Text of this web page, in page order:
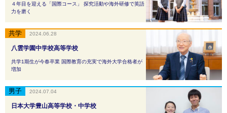
４年目を迎える「国際コース」 探究活動や海外研修で英語
力を磨く
八雲学園中学校高等学校
共学1期生が今春卒業 国際教育の充実で海外大学合格者が
増加
2024.06.28
日本大学豊山高等学校・中学校
2024.07.04